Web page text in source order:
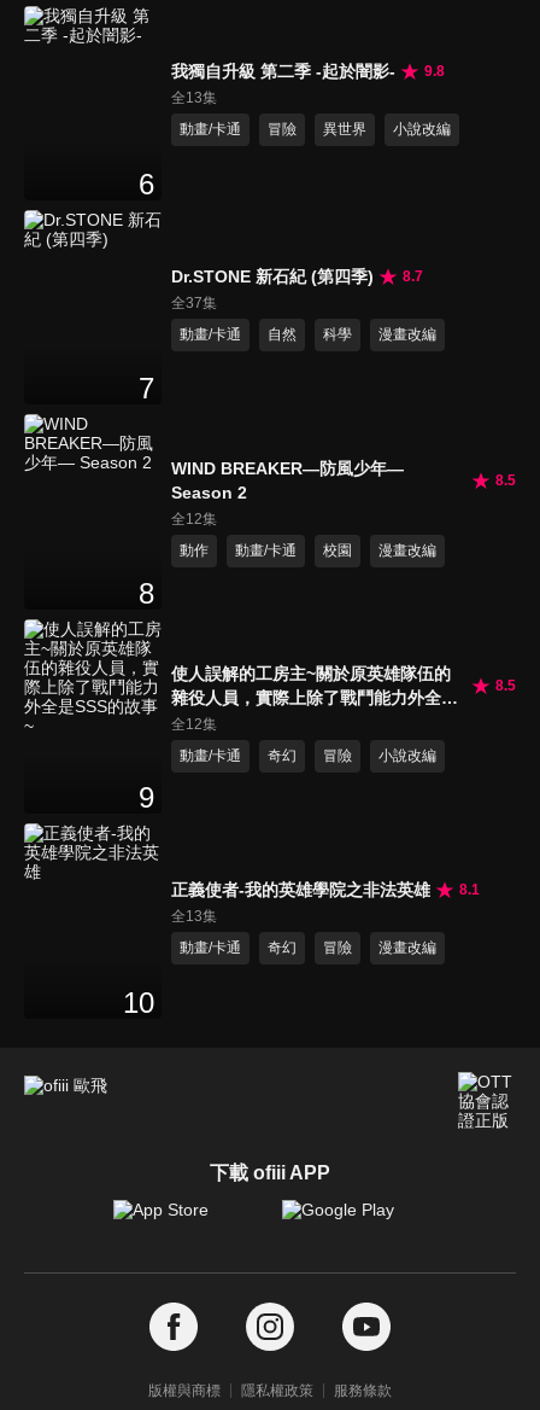
6
我獨自升級 第二季 -起於闇影-
9.8
全13集
動畫/卡通
冒險 異世界 小說改編
7
Dr.STONE 新石紀 (第四季)
8.7
全37集
動畫/卡通
自然 科學 漫畫改編
8
WIND BREAKER—防風少年—
Season 2
8.5
全12集
動作
動畫/卡通 校園 漫畫改編
9
使人誤解的工房主~關於原英雄隊伍的
雜役人員，實際上除了戰鬥能力外全是
SSS的故事~
8.5
全12集
動畫/卡通
奇幻 冒險 小說改編
10
正義使者-我的英雄學院之非法英雄
8.1
全13集
動畫/卡通
奇幻 冒險 漫畫改編
下載 ofiii APP
版權與商標 隱私權政策 服務條款